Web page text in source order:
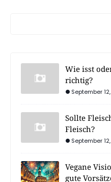
Wie isst
richtig?
September
Sollte
Fleisch?
September
Vegane
gute